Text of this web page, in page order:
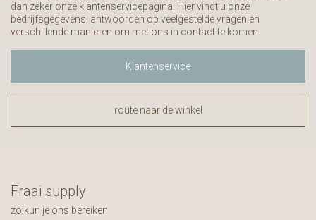
dan zeker onze klantenservicepagina. Hier vindt u onze
bedrijfsgegevens, antwoorden op veelgestelde vragen en
verschillende manieren om met ons in contact te komen.
Klantenservice
route naar de winkel
Fraai supply
zo kun je ons bereiken